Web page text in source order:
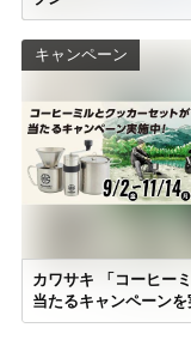
キャンペーン
カワサキ 「コーヒー
当たるキャンペーンを